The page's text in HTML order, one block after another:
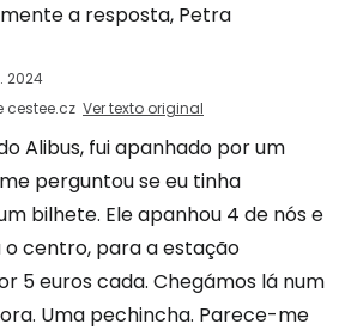
a resposta, Petra
2024
cestee.cz Ver texto original
Alibus, fui apanhado por um
perguntou se eu tinha
bilhete. Ele apanhou 4 de nós e
centro, para a estação
5 euros cada. Chegámos lá num
Uma pechincha. Parece-me